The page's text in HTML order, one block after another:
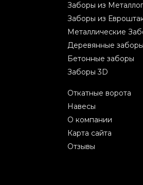
Заборы из
Заборы из
Металлические
Деревянные заборы
Бетонные заборы
Заборы 3D
Откатные ворота
Навесы
О компании
Карта сайта
Отзывы